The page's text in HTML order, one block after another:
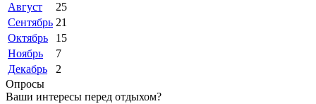
Август
25
Сентябрь 21
Октябрь
15
Ноябрь
7
Декабрь
2
Опросы
Ваши интересы перед отдыхом?